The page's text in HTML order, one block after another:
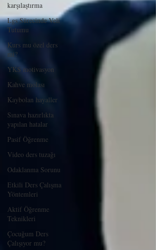
karşılaştırma
Lgs Sürecinde Veli
Tutumu
Kurs mu özel ders
mi?
YKS motivasyon
Kahve molası
Kaybolan hayaller
Sınava hazırlıkta
yapılan hatalar
Pasif Öğrenme
Video ders tuzağı
Odaklanma Sorunu
Etkili Ders Çalışma
Yöntemleri
Aktif Öğrenme
Teknikleri
Çocuğum Ders
Çalışıyor mu?